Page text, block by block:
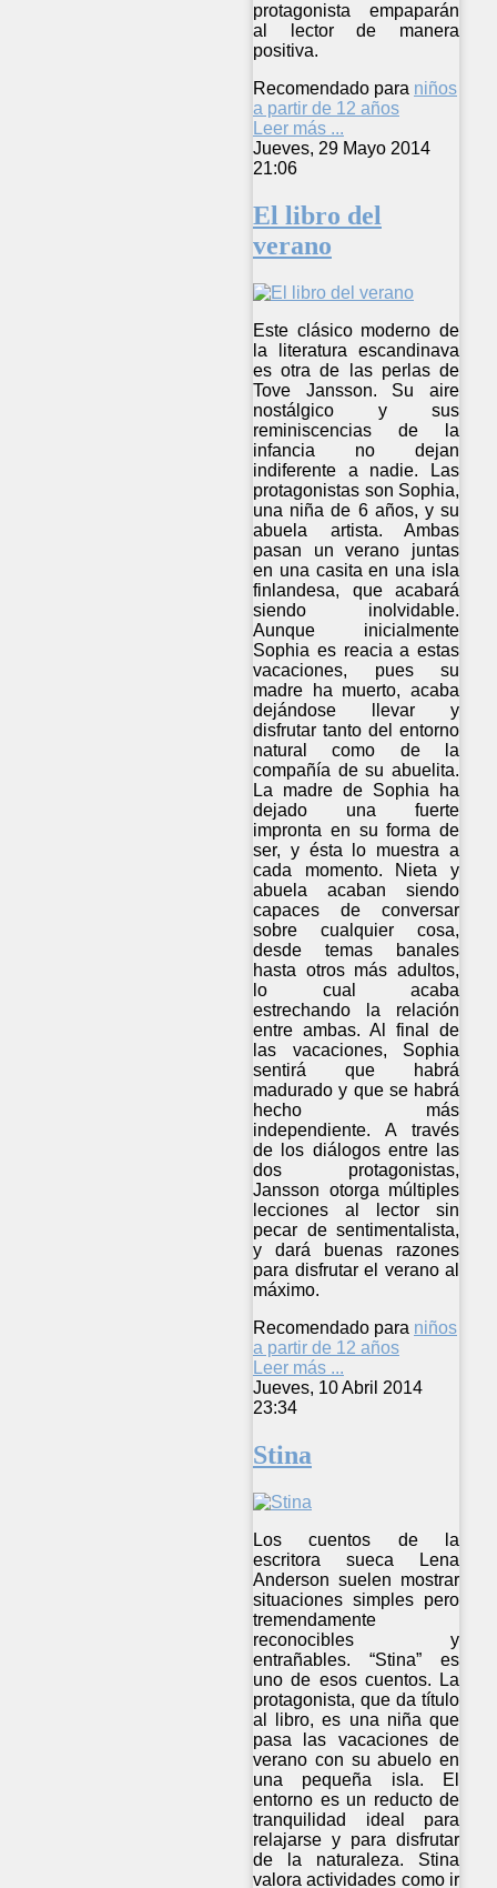
protagonista empaparán
al lector de manera
positiva.
Recomendado para niños
a partir de 12 años
Leer más ...
Jueves, 29 Mayo 2014
21:06
El libro del
verano
Este clásico moderno de
la literatura escandinava
es otra de las perlas de
Tove Jansson. Su aire
nostálgico y sus
reminiscencias de la
infancia no dejan
indiferente a nadie. Las
protagonistas son Sophia,
una niña de 6 años, y su
abuela artista. Ambas
pasan un verano juntas
en una casita en una isla
finlandesa, que acabará
siendo inolvidable.
Aunque inicialmente
Sophia es reacia a estas
vacaciones, pues su
madre ha muerto, acaba
dejándose llevar y
disfrutar tanto del entorno
natural como de la
compañía de su abuelita.
La madre de Sophia ha
dejado una fuerte
impronta en su forma de
ser, y ésta lo muestra a
cada momento. Nieta y
abuela acaban siendo
capaces de conversar
sobre cualquier cosa,
desde temas banales
hasta otros más adultos,
lo cual acaba
estrechando la relación
entre ambas. Al final de
las vacaciones, Sophia
sentirá que habrá
madurado y que se habrá
hecho más
independiente. A través
de los diálogos entre las
dos protagonistas,
Jansson otorga múltiples
lecciones al lector sin
pecar de sentimentalista,
y dará buenas razones
para disfrutar el verano al
máximo.
Recomendado para niños
a partir de 12 años
Leer más ...
Jueves, 10 Abril 2014
23:34
Stina
Los cuentos de la
escritora sueca Lena
Anderson suelen mostrar
situaciones simples pero
tremendamente
reconocibles y
entrañables. “Stina” es
uno de esos cuentos. La
protagonista, que da título
al libro, es una niña que
pasa las vacaciones de
verano con su abuelo en
una pequeña isla. El
entorno es un reducto de
tranquilidad ideal para
relajarse y para disfrutar
de la naturaleza. Stina
valora actividades como ir